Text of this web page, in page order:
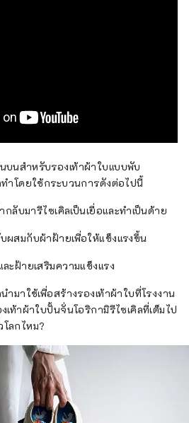
บนสำหรับรองเท้าผ้าใบแบบพับ
ำโดยใช้กระบวนการดังต่อไปนี้
ลับมารีไซเคิลเป็นเยื่อและทำเป็นด้าย
ผสมกับผ้าฝ้ายเพื่อให้แข็งแรงขึ้น
ฝ้ายเสริมความแข็งแรง
มาใช้เพื่อสร้างรองเท้าผ้าใบที่โรงงาน
ท้าผ้าใบปั้นจั่นโอริกามิรีไซเคิลที่เต็มไป
ลกไหม?